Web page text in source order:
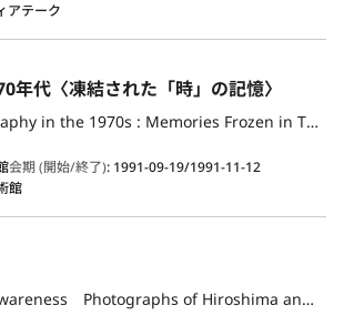
アテーク
年代〈凍結された「時」の記憶〉
Japanese Photography in the 1970s : Memories Frozen in Time
会期 (開始/終了): 1991-09-19/1991-11-12
館
The Half-Life of Awareness Photographs of Hiroshima and Nagasaki